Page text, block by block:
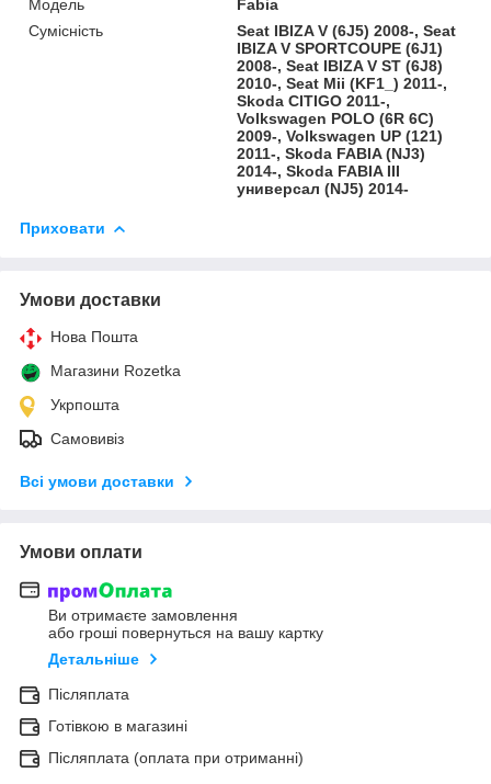
Модель
Fabia
Сумісність
Seat IBIZA V (6J5) 2008-, Seat
IBIZA V SPORTCOUPE (6J1)
2008-, Seat IBIZA V ST (6J8)
2010-, Seat Mii (KF1_) 2011-,
Skoda CITIGO 2011-,
Volkswagen POLO (6R 6C)
2009-, Volkswagen UP (121)
2011-, Skoda FABIA (NJ3)
2014-, Skoda FABIA III
универсал (NJ5) 2014-
Приховати
Умови доставки
Нова Пошта
Магазини Rozetka
Укрпошта
Самовивіз
Всі умови доставки
Умови оплати
Ви отримаєте замовлення
або гроші повернуться на вашу картку
Детальніше
Післяплата
Готівкою в магазині
Післяплата (оплата при отриманні)